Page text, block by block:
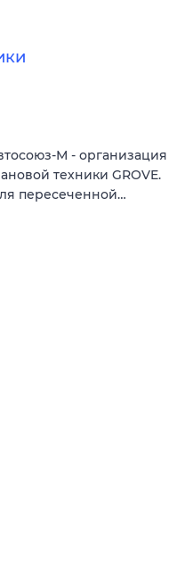
М - организация
техники GROVE.
пересеченной…